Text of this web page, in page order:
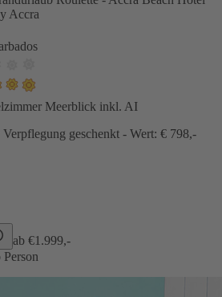
Accra
Meerblick inkl. AI
geschenkt - Wert: € 798,-
ab €1.999,-
Person